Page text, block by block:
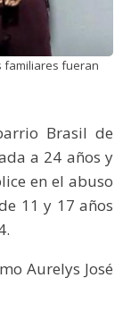
familiares fueran
Brasil de
a 24 años y
en el abuso
11 y 17 años
Aurelys José